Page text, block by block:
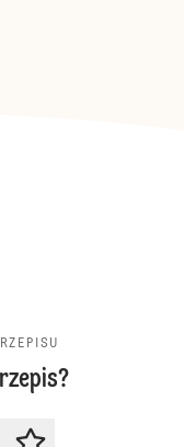
DO OCENY